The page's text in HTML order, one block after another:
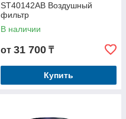
ST40142AB Воздушный
фильтр
В наличии
от 31 700 ₸
Купить